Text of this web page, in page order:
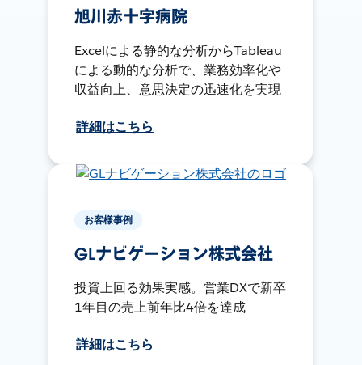
旭川赤十字病院
Excelによる静的な分析からTableau
による動的な分析で、業務効率化や
収益向上、意思決定の迅速化を実現
詳細はこちら
お客様事例
GLナビゲーション株式会社
投資上回る効果実感。営業DXで新卒
1年目の売上前年比4倍を達成
詳細はこちら